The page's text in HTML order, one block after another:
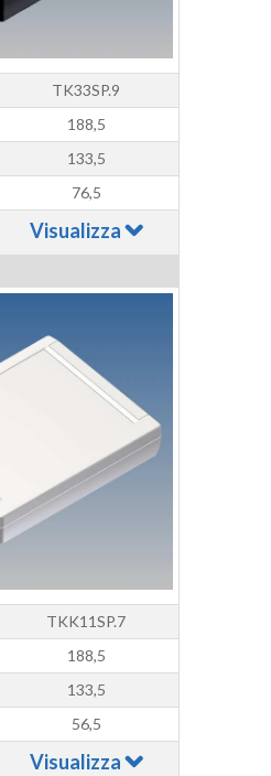
TK33SP.9
188,5
133,5
76,5
Visualizza
TKK11SP.7
188,5
133,5
56,5
Visualizza